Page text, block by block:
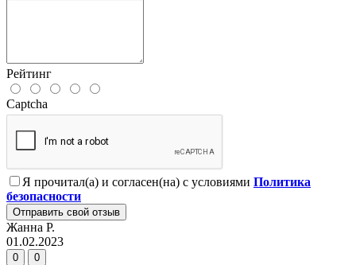
Рейтинг
Captcha
Я прочитал(а) и согласен(на) с условиями Политика
безопасности
Отправить свой отзыв
Жанна Р.
01.02.2023
0 0